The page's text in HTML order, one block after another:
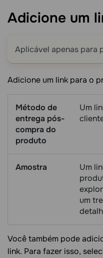
Adicione um
Aplicável apenas para
Adicione um link para o
Método de
entrega pós-
compra do
produto
Um
Amostra
Um
um
Você também pode
link. Para fazer isso,